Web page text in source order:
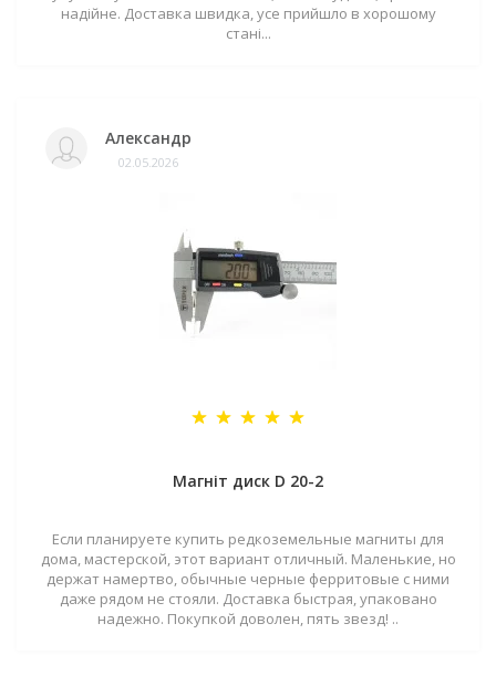
надійне. Доставка швидка, усе прийшло в хорошому
стані...
Александр
02.05.2026
Магніт диск D 20-2
Если планируете купить редкоземельные магниты для
дома, мастерской, этот вариант отличный. Маленькие, но
держат намертво, обычные черные ферритовые с ними
даже рядом не стояли. Доставка быстрая, упаковано
надежно. Покупкой доволен, пять звезд! ..